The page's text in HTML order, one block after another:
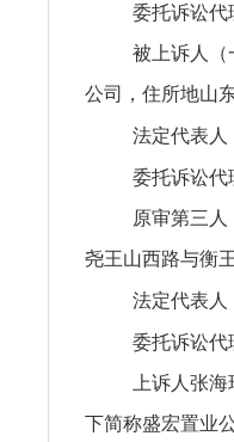
委托诉讼代
被上诉人（
公司，住所地山
法定代表人
委托诉讼代
原审第三
尧王山西路与衡
法定代表人
委托诉讼代
上诉人张
下简称盛宏置业